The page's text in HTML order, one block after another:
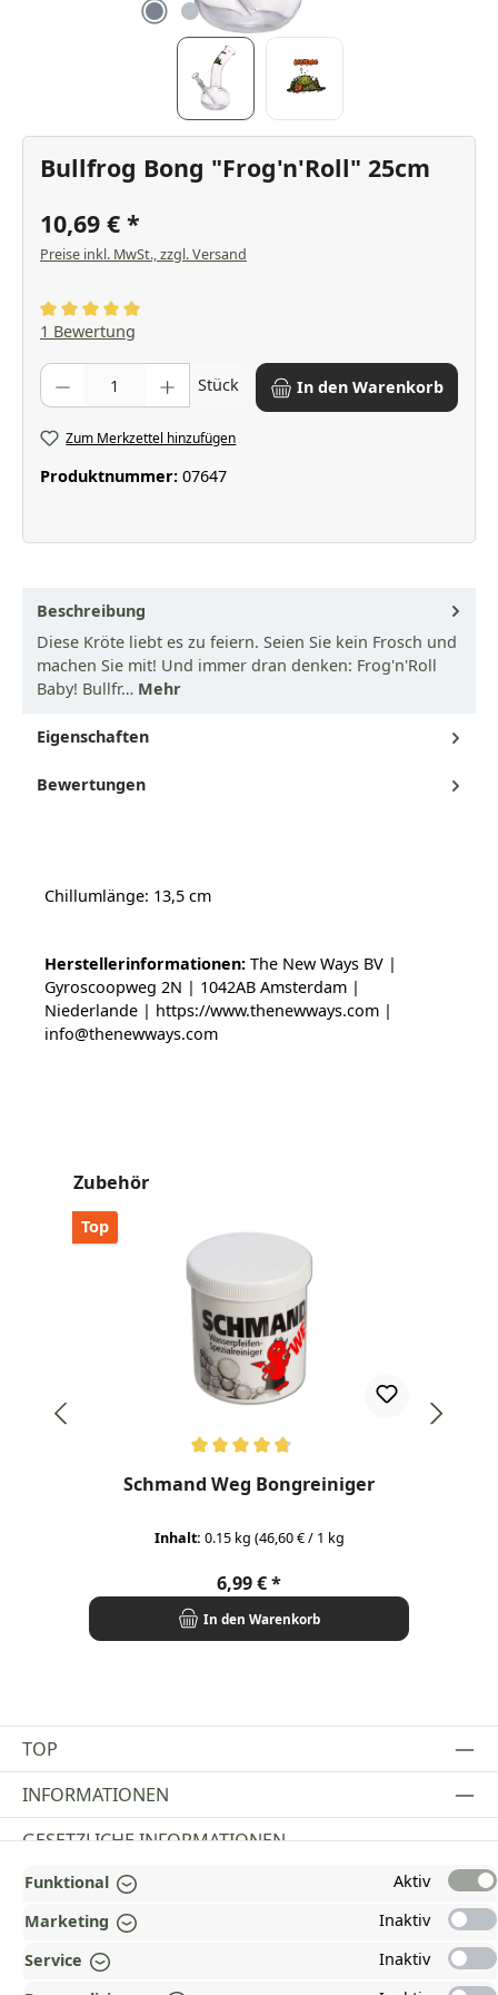
Bullfrog Bong "Frog'n'Roll" 25cm
10,69 €
Preise inkl. MwSt., zzgl. Versand
Durchschnittliche Bewertung von 5 von 5 Sternen
1 Bewertung
Produkt Anzahl: Gib den gewünschten Wert ein oder benutze die
Stück In den Warenkorb
Zum Merkzettel hinzufügen
Produktnummer: 07647
Beschreibung
Diese Kröte liebt es zu feiern. Seien Sie kein Frosch und
machen Sie mit! Und immer dran denken: Frog'n'Roll
Baby! Bullfr… Mehr
Eigenschaften
Bewertungen
Chillumlänge: 13,5 cm
Herstellerinformationen: The New Ways BV |
Gyroscoopweg 2N | 1042AB Amsterdam |
Niederlande | https://www.thenewways.com |
info@thenewways.com
Produktgalerie überspringen
Zubehör
Top
Schmand Weg Bongreiniger
Inhalt: 0.15 kg (46,60 € / 1 kg
Regulärer Preis:
6,99 €
In den Warenkorb
TOP
INFORMATIONEN
GESETZLICHE INFORMATIONEN
ZAHLUNGS- UND VERSANDARTEN
AUSGEZEICHNET UND ZERTIFIZIERT!
WARUM HEAD-SHOP.DE?
Funktional
Aktiv
Marketing
Inaktiv
Service
Inaktiv